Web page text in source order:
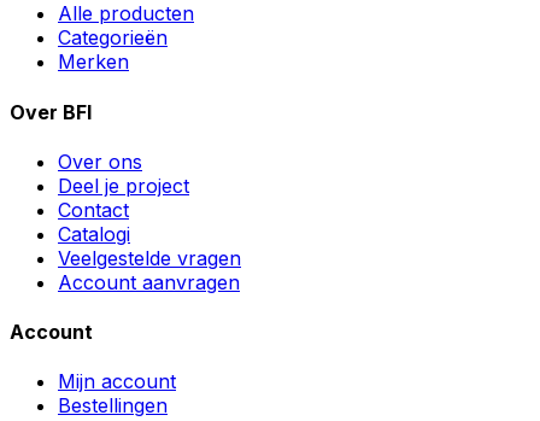
Alle producten
Categorieën
Merken
Over BFI
Over ons
Deel je project
Contact
Catalogi
Veelgestelde vragen
Account aanvragen
Account
Mijn account
Bestellingen